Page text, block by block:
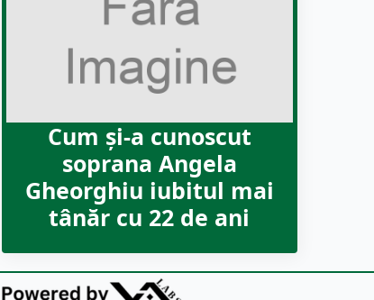
Cum şi-a cunoscut
soprana Angela
Gheorghiu iubitul mai
tânăr cu 22 de ani